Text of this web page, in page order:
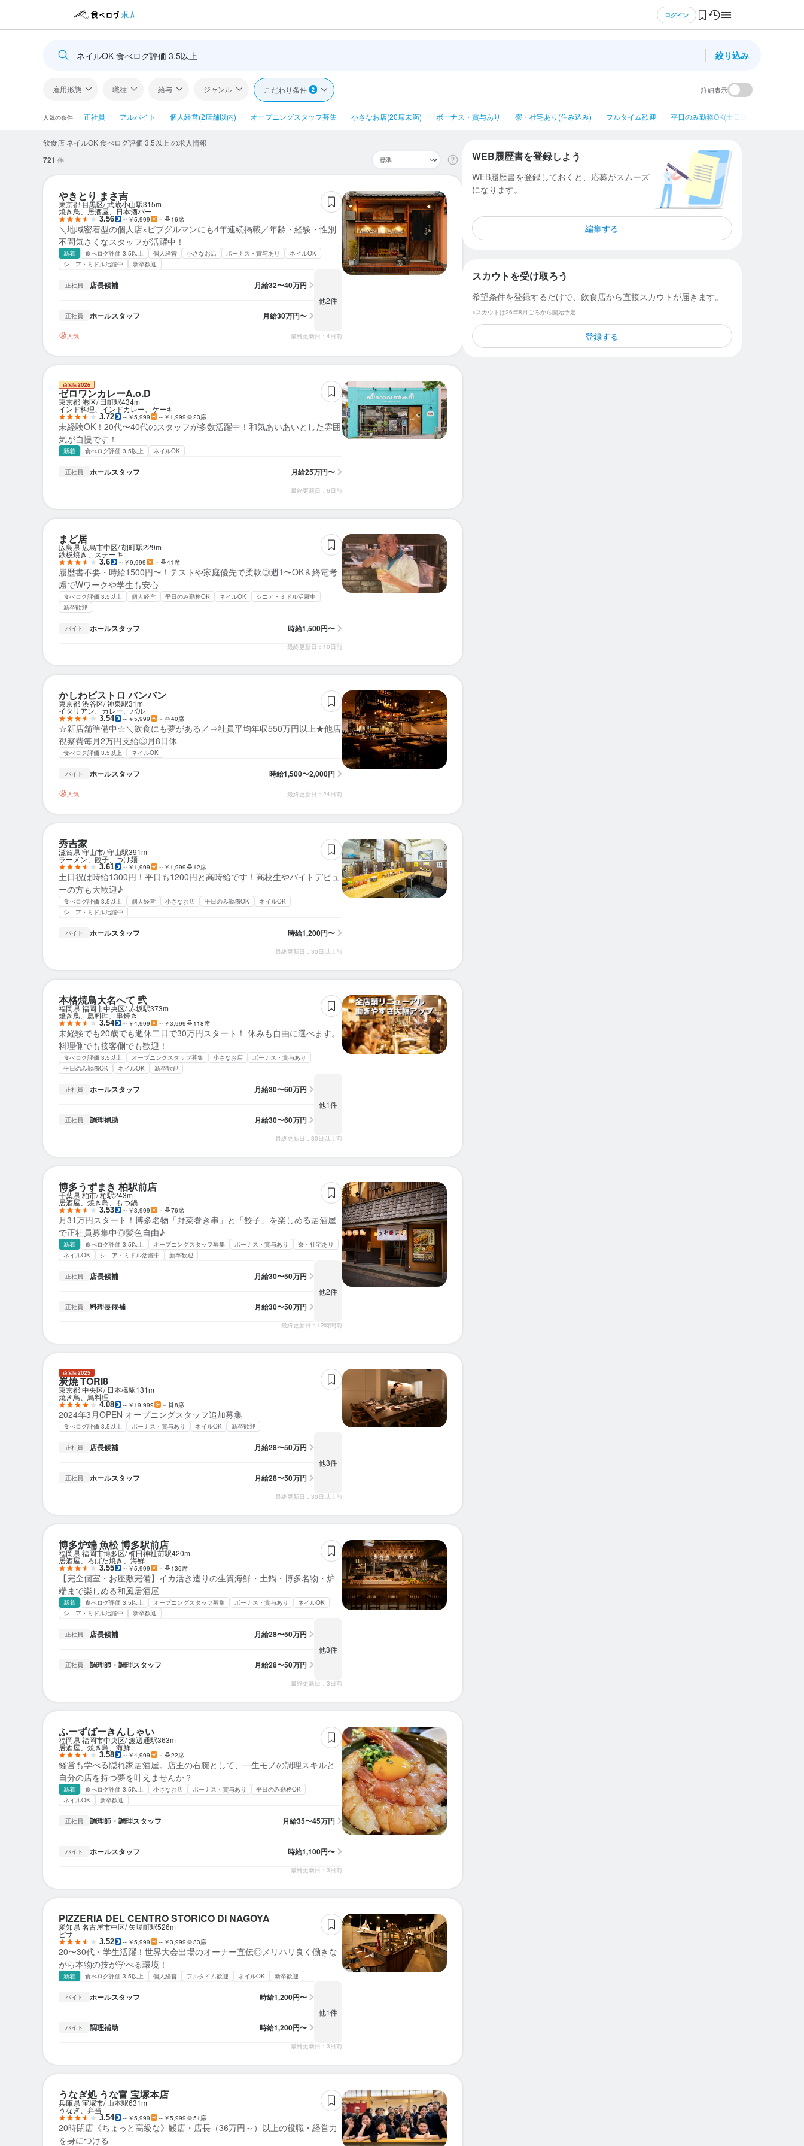
ログイン
ネイルOK 食べログ評価 3.5以上 絞り込み
雇用形態 職種 給与 ジャンル こだわり条件 2 詳細表示
人気の条件 正社員 アルバイト 個人経営(2店舗以内) オープニングスタッフ募集 小さなお店(20席未満) ボーナス・賞与あり 寮・社宅あり(住み込み) フルタイム歓迎 平日のみ勤務OK(土日休み)
飲食店 ネイルOK 食べログ評価 3.5以上 の求人情報
721 件
やきとり まさ吉
東京都 目黒区 武蔵小山駅315m
焼き鳥、居酒屋、日本酒バー
3.56 ～￥5,999 － 16席
＼地域密着型の個人店×ビブグルマンにも4年連続掲載／年齢・経験・性別
不問気さくなスタッフが活躍中！
新着 食べログ評価 3.5以上 個人経営 小さなお店 ボーナス・賞与あり
ネイルOK
シニア・ミドル活躍中
新卒歓迎
正社員 店長候補 月給32〜40万円
正社員 ホールスタッフ 月給30万円〜
他2件
人気 最終更新日：4日前
ゼロワンカレーA.o.D
東京都 港区 田町駅434m
インド料理、インドカレー、ケーキ
3.72 ～￥5,999 ～￥1,999 23席
未経験OK！20代〜40代のスタッフが多数活躍中！和気あいあいとした雰囲
気が自慢です！
新着 食べログ評価 3.5以上 ネイルOK
正社員 ホールスタッフ 月給25万円〜
最終更新日：6日前
まど居
広島県 広島市中区 胡町駅229m
鉄板焼き、ステーキ
3.6 ～￥9,999 － 41席
履歴書不要・時給1500円〜！テストや家庭優先で柔軟◎週1〜OK＆終電考
慮でWワークや学生も安心
食べログ評価 3.5以上 個人経営 平日のみ勤務OK ネイルOK
シニア・ミドル活躍中
新卒歓迎
バイト ホールスタッフ 時給1,500円〜
最終更新日：10日前
かしわビストロ バンバン
東京都 渋谷区 神泉駅31m
イタリアン、カレー、バル
3.54 ～￥5,999 － 40席
☆新店舗準備中☆＼飲食にも夢がある／⇒社員平均年収550万円以上★他店
視察費毎月2万円支給◎月8日休
食べログ評価 3.5以上 ネイルOK
バイト ホールスタッフ 時給1,500〜2,000円
人気 最終更新日：24日前
秀吉家
滋賀県 守山市 守山駅391m
ラーメン、餃子、つけ麺
3.61 ～￥1,999 ～￥1,999 12席
土日祝は時給1300円！平日も1200円と高時給です！高校生やバイトデビュ
ーの方も大歓迎♪
食べログ評価 3.5以上 個人経営 小さなお店 平日のみ勤務OK
ネイルOK
シニア・ミドル活躍中
バイト ホールスタッフ 時給1,200円〜
最終更新日：30日以上前
本格焼鳥大名へて 弐
福岡県 福岡市中央区 赤坂駅373m
焼き鳥、鳥料理、串焼き
3.54 ～￥4,999 ～￥3,999 118席
未経験でも20歳でも週休二日で30万円スタート！ 休みも自由に選べます。
料理側でも接客側でも歓迎！
食べログ評価 3.5以上 オープニングスタッフ募集 小さなお店
ボーナス・賞与あり
平日のみ勤務OK
ネイルOK 新卒歓迎
正社員 ホールスタッフ 月給30〜60万円
正社員 調理補助 月給30〜60万円
他1件
最終更新日：30日以上前
博多うずまき 柏駅前店
千葉県 柏市 柏駅243m
居酒屋、焼き鳥、もつ鍋
3.53 ～￥3,999 － 76席
月31万円スタート！博多名物「野菜巻き串」と「餃子」を楽しめる居酒屋
で正社員募集中◎髪色自由♪
新着 食べログ評価 3.5以上 オープニングスタッフ募集 ボーナス・賞与あり
寮・社宅あり
ネイルOK
シニア・ミドル活躍中 新卒歓迎
正社員 店長候補 月給30〜50万円
正社員 料理長候補 月給30〜50万円
他2件
最終更新日：12時間前
炭焼 TORI8
東京都 中央区 日本橋駅131m
焼き鳥、鳥料理
4.08 ～￥19,999 － 8席
2024年3月OPEN オープニングスタッフ追加募集
食べログ評価 3.5以上 ボーナス・賞与あり ネイルOK 新卒歓迎
正社員 店長候補 月給28〜50万円
正社員 ホールスタッフ 月給28〜50万円
他3件
最終更新日：30日以上前
博多炉端 魚松 博多駅前店
福岡県 福岡市博多区 櫛田神社前駅420m
居酒屋、ろばた焼き、海鮮
3.55 ～￥5,999 － 136席
【完全個室・お座敷完備】イカ活き造りの生簀海鮮・土鍋・博多名物・炉
端まで楽しめる和風居酒屋
新着 食べログ評価 3.5以上 オープニングスタッフ募集 ボーナス・賞与あり
ネイルOK
シニア・ミドル活躍中
新卒歓迎
正社員 店長候補 月給28〜50万円
正社員 調理師・調理スタッフ 月給28〜50万円
他3件
最終更新日：3日前
ふーずばーきんしゃい
福岡県 福岡市中央区 渡辺通駅363m
居酒屋、焼き鳥、海鮮
3.58 ～￥4,999 － 22席
経営も学べる隠れ家居酒屋。店主の右腕として、一生モノの調理スキルと
自分の店を持つ夢を叶えませんか？
新着 食べログ評価 3.5以上 小さなお店 ボーナス・賞与あり
平日のみ勤務OK
ネイルOK
新卒歓迎
正社員 調理師・調理スタッフ 月給35〜45万円
バイト ホールスタッフ 時給1,100円〜
最終更新日：3日前
PIZZERIA DEL CENTRO STORICO DI NAGOYA
愛知県 名古屋市中区 矢場町駅526m
ピザ
3.52 ～￥5,999 ～￥3,999 33席
20〜30代・学生活躍！世界大会出場のオーナー直伝◎メリハリ良く働きな
がら本物の技が学べる環境！
新着 食べログ評価 3.5以上 個人経営 フルタイム歓迎 ネイルOK 新卒歓迎
バイト ホールスタッフ 時給1,200円〜
バイト 調理補助 時給1,200円〜
他1件
最終更新日：3日前
うなぎ処 うな富 宝塚本店
兵庫県 宝塚市 山本駅631m
うなぎ、弁当
3.54 ～￥5,999 ～￥5,999 51席
20時閉店《ちょっと高級な》鰻店・店長（36万円～）以上の役職・経営力
を身につける
WEB履歴書を登録しよう
WEB履歴書を登録しておくと、応募がスムーズ
になります。
編集する
スカウトを受け取ろう
希望条件を登録するだけで、飲食店から直接スカウトが届きます。
※スカウトは26年8月ごろから開始予定
登録する
求人を選択する
店長候補
ホールスタッフ
求人を選択する
ホールスタッフ
求人を選択する
ホールスタッフ
求人を選択する
ホールスタッフ
求人を選択する
ホールスタッフ
求人を選択する
ホールスタッフ
求人を選択する
店長候補
料理長候補
求人を選択する
店長候補
ホールスタッフ
求人を選択する
店長候補
調理師・調理スタッフ
求人を選択する
調理師・調理スタッフ
ホールスタッフ
求人を選択する
ホールスタッフ
求人を選択する
ホールスタッフ
求人を選択する
ホールスタッフ
調理師・調理スタッフ
求人を選択する
ホールスタッフ
求人を選択する
ホールスタッフ
調理師・調理スタッフ 時給：
求人を選択する
店長候補
求人を選択する
店長候補
求人を選択する
店長候補
求人を選択する
店長候補
求人を選択する
調理師・調理スタッフ
ホールスタッフ 時給：